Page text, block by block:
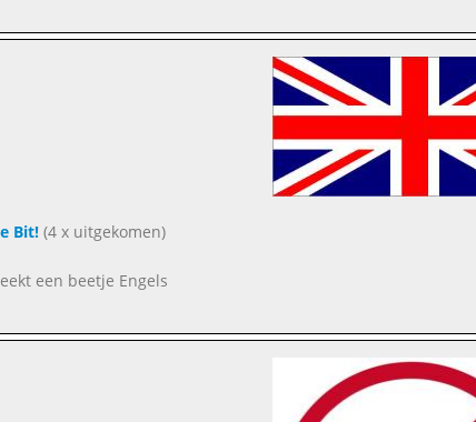
Bit!(4 x uitgekomen)
een beetje Engels